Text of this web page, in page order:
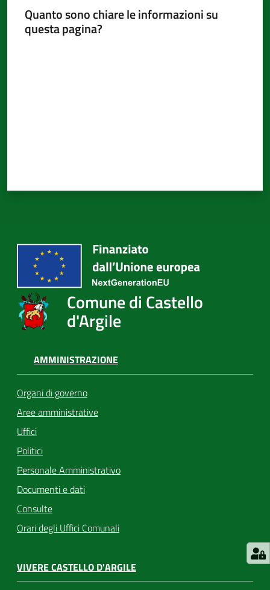
d'Argile
Quanto sono chiare le informazioni su
questa pagina?
Comune di Castello
d'Argile
AMMINISTRAZIONE
Organi di governo
Aree amministrative
Uffici
Politici
Personale Amministrativo
Documenti e dati
Consulte
Orari degli Uffici Comunali
VIVERE CASTELLO D'ARGILE